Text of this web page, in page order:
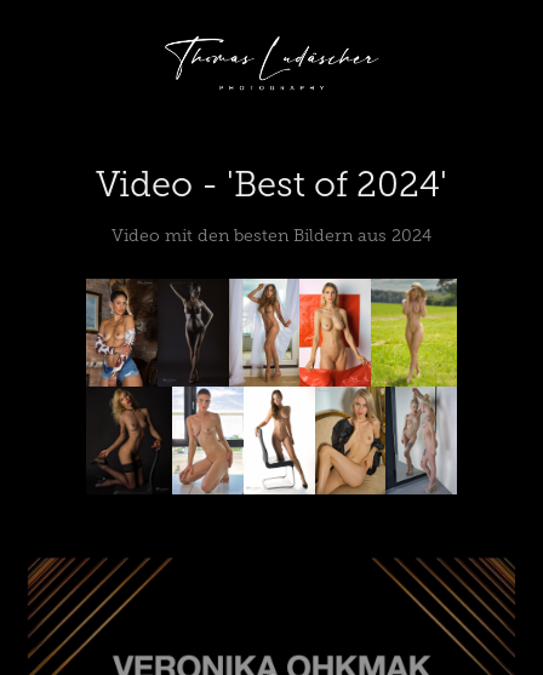
Video - 'Best of 2024'
Video mit den besten Bildern aus 2024